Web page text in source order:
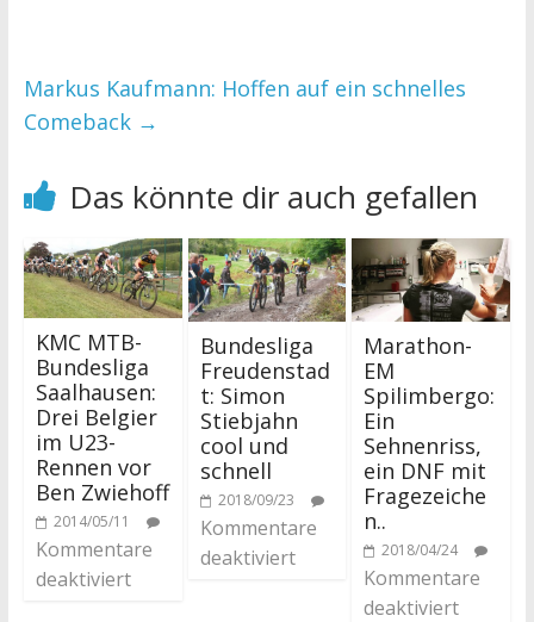
Markus Kaufmann: Hoffen auf ein schnelles
Comeback →
Das könnte dir auch gefallen
KMC MTB-
Bundesliga
Saalhausen:
Drei Belgier
im U23-
Rennen vor
Ben Zwiehoff
2014/05/11
Kommentare
deaktiviert
Bundesliga
Freudenstad
t: Simon
Stiebjahn
cool und
schnell
2018/09/23
Kommentare
deaktiviert
Marathon-
EM
Spilimbergo:
Ein
Sehnenriss,
ein DNF mit
Fragezeiche
n..
2018/04/24
Kommentare
deaktiviert